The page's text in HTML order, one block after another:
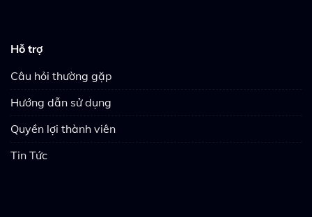
Hỗ trợ
Câu hỏi thường gặp
Hướng dẫn sử dụng
Quyền lợi thành viên
Tin Tức